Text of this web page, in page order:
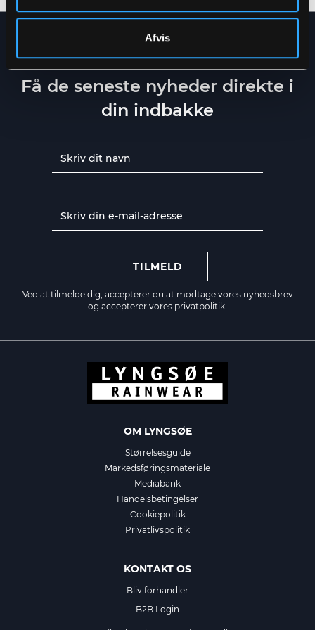
Afvis
NYHEDSBREV
Få de seneste nyheder direkte i
din indbakke
TILMELD
Ved at tilmelde dig, accepterer du at modtage vores nyhedsbrev
og accepterer vores privatpolitik.
OM LYNGSØE
Størrelsesguide
Markedsføringsmateriale
Mediabank
Handelsbetingelser
Cookiepolitik
Privatlivspolitik
KONTAKT OS
Bliv forhandler
B2B Login